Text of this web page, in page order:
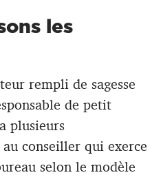
les
rempli de sagesse
de petit
plusieurs
conseiller qui exerce
selon le modèle